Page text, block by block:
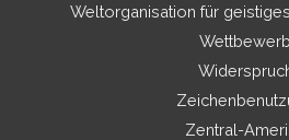
Weltorganisation für
Wettbewerb
Zentral-